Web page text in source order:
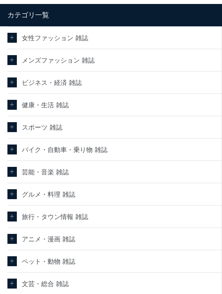
カテゴリ一覧
女性ファッション 雑誌
メンズファッション 雑誌
ビジネス・経済 雑誌
健康・生活 雑誌
スポーツ 雑誌
バイク・自動車・乗り物 雑誌
芸能・音楽 雑誌
グルメ・料理 雑誌
旅行・タウン情報 雑誌
アニメ・漫画 雑誌
ペット・動物 雑誌
文芸・総合 雑誌